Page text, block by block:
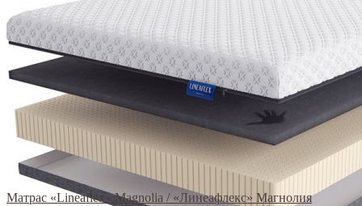
Матрас «Lineaflex» Magnolia / «Линеафлекс» Магнолия